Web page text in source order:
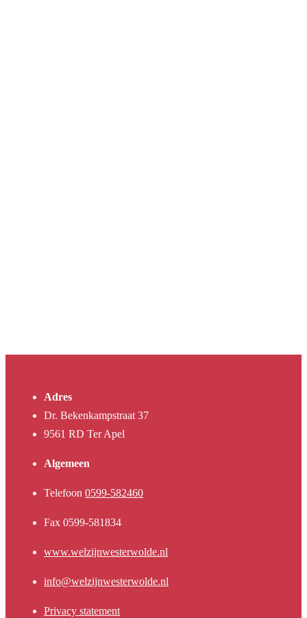
Adres
Dr. Bekenkampstraat 37
9561 RD Ter Apel
Algemeen
Telefoon 0599-582460
Fax 0599-581834
www.welzijnwesterwolde.nl
info@welzijnwesterwolde.nl
Privacy statement